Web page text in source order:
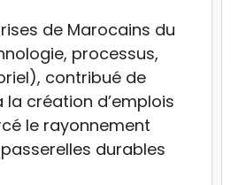
de Marocains du
processus,
contribué de
création d’emplois
le rayonnement
durables